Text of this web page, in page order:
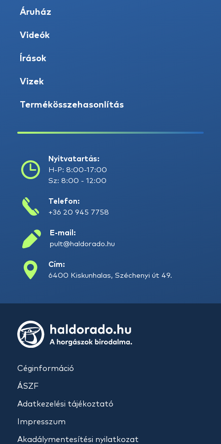
Áruház
Videók
Írások
Vizek
Termékösszehasonlítás
Nyitvatartás:
H-P: 8:00-17:00
Sz: 8:00 - 12:00
Telefon:
+36 20 945 7758
E-mail:
pult@haldorado.hu
Cím:
6400 Kiskunhalas, Széchenyi út 49.
Céginformáció
ÁSZF
Adatkezelési tájékoztató
Impresszum
Akadálymentesítési nyilatkozat